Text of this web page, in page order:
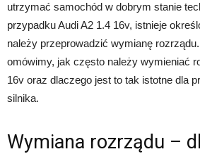
utrzymać samochód w dobrym stanie
przypadku Audi A2 1.4 16v, istnieje
należy przeprowadzić wymianę
omówimy, jak często należy wymieniać
16v oraz dlaczego jest to tak istotne dla
silnika.
Wymiana rozrządu –